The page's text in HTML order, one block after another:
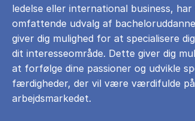
ledelse eller international business, har
omfattende udvalg af
giver dig mulighed for at specialisere
dit interesseområde. Dette giver dig
at forfølge dine passioner og udvikle
færdigheder, der vil være værdifulde på
arbejdsmarkedet.